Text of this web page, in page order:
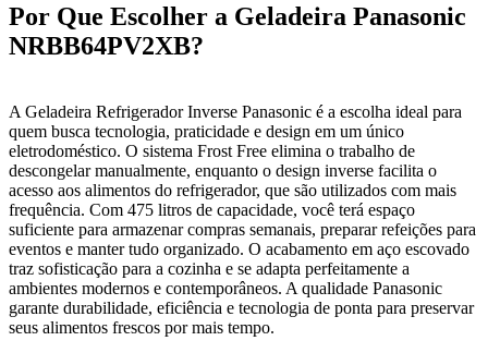
Por Que Escolher a Geladeira Panasonic
NRBB64PV2XB?
A Geladeira Refrigerador Inverse Panasonic é a escolha ideal para
quem busca tecnologia, praticidade e design em um único
eletrodoméstico. O sistema Frost Free elimina o trabalho de
descongelar manualmente, enquanto o design inverse facilita o
acesso aos alimentos do refrigerador, que são utilizados com mais
frequência. Com 475 litros de capacidade, você terá espaço
suficiente para armazenar compras semanais, preparar refeições para
eventos e manter tudo organizado. O acabamento em aço escovado
traz sofisticação para a cozinha e se adapta perfeitamente a
ambientes modernos e contemporâneos. A qualidade Panasonic
garante durabilidade, eficiência e tecnologia de ponta para preservar
seus alimentos frescos por mais tempo.